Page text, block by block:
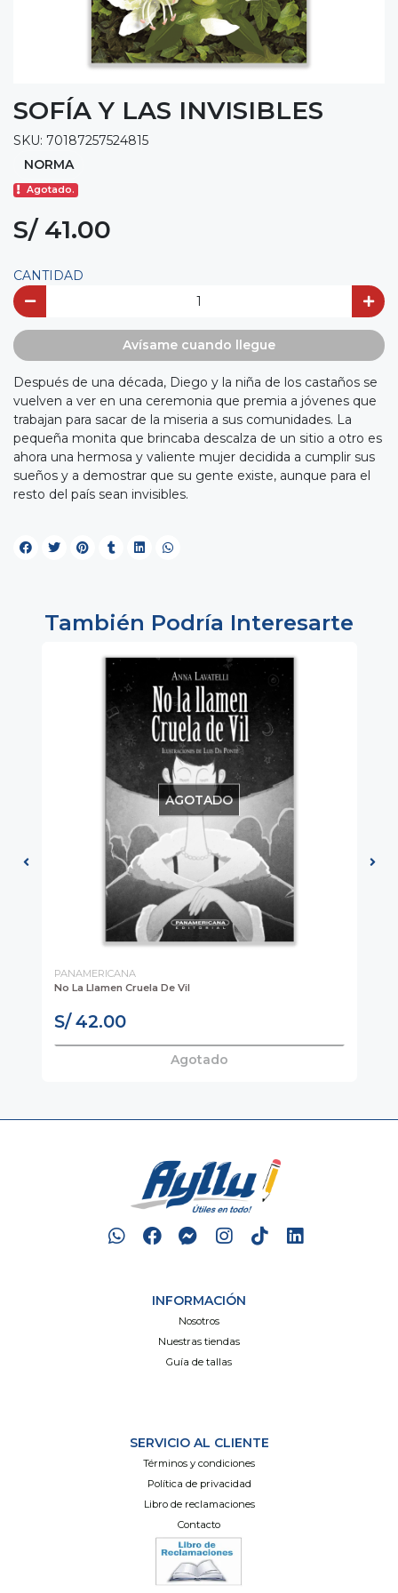
SOFÍA Y LAS INVISIBLES
SKU: 70187257524815
NORMA
Agotado.
S/ 41.00
CANTIDAD
Avísame cuando llegue
Después de una década, Diego y la niña de los castaños se
vuelven a ver en una ceremonia que premia a jóvenes que
trabajan para sacar de la miseria a sus comunidades. La
pequeña monita que brincaba descalza de un sitio a otro es
ahora una hermosa y valiente mujer decidida a cumplir sus
sueños y a demostrar que su gente existe, aunque para el
resto del país sean invisibles.
También Podría Interesarte
AGOTADO
PANAMERICANA
No La Llamen Cruela De Vil
S/ 42.00
Agotado
INFORMACIÓN
Nosotros
Nuestras tiendas
Guía de tallas
SERVICIO AL CLIENTE
Términos y condiciones
Política de privacidad
Libro de reclamaciones
Contacto